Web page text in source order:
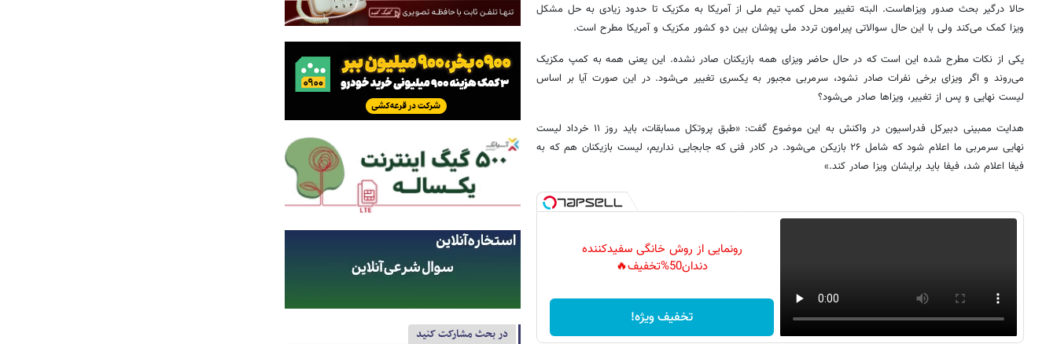
حالا درگیر بحث صدور ویزاهاست. البته تغییر محل کمپ تیم ملی از آمریکا به مکزیک تا حدود زیادی به حل مشکل
ویزا کمک می‌کند ولی با این حال سوالاتی پیرامون تردد ملی پوشان بین دو کشور مکزیک و آمریکا مطرح است.
یکی از نکات مطرح شده این است که در حال حاضر ویزای همه بازیکنان صادر نشده. این یعنی همه به کمپ مکزیک
می‌روند و اگر ویزای برخی نفرات صادر نشود، سرمربی مجبور به یکسری تغییر می‌شود. در این صورت آیا بر اساس
لیست نهایی و پس از تغییر، ویزاها صادر می‌شود؟
هدایت ممبینی دبیرکل فدراسیون در واکنش به این موضوع گفت: «طبق پروتکل مسابقات، باید روز ۱۱ خرداد لیست
نهایی سرمربی ما اعلام شود که شامل ۲۶ بازیکن می‌شود. در کادر فنی که جابجایی نداریم، لیست بازیکنان هم که به
فیفا اعلام شد، فیفا باید برایشان ویزا صادر کند.»
رونمایی از روش خانگی سفیدکننده
دندان50%تخفیف🔥
تخفیف ویژه!
در بحث مشارکت کنید